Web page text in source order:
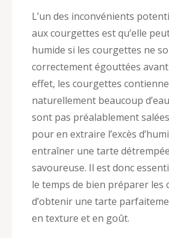
L’un des inconvénients
aux courgettes est qu’elle
humide si les courgettes ne
correctement égouttées avant
effet, les courgettes
naturellement beaucoup
sont pas préalablement
pour en extraire l’excès
entraîner une tarte
savoureuse. Il est donc
le temps de bien préparer les
d’obtenir une tarte
en texture et en goût.